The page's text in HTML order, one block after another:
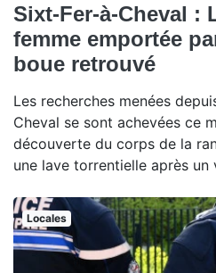
Sixt-Fer-à-Cheval :
femme emportée
boue retrouvé
Les recherches menées
Cheval se sont achevées ce
découverte du corps de la
une lave torrentielle après un
Locales